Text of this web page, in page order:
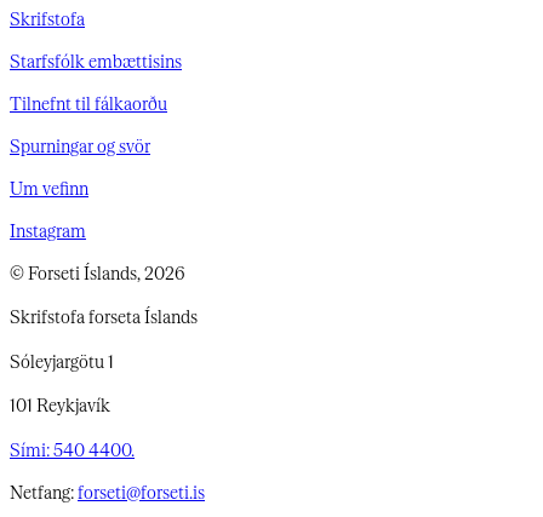
Skrifstofa
Starfsfólk embættisins
Tilnefnt til fálkaorðu
Spurningar og svör
Um vefinn
Instagram
© Forseti Íslands, 2026
Skrifstofa forseta Íslands
Sóleyjargötu 1
101 Reykjavík
Sími: 540 4400.
Netfang:forseti@forseti.is